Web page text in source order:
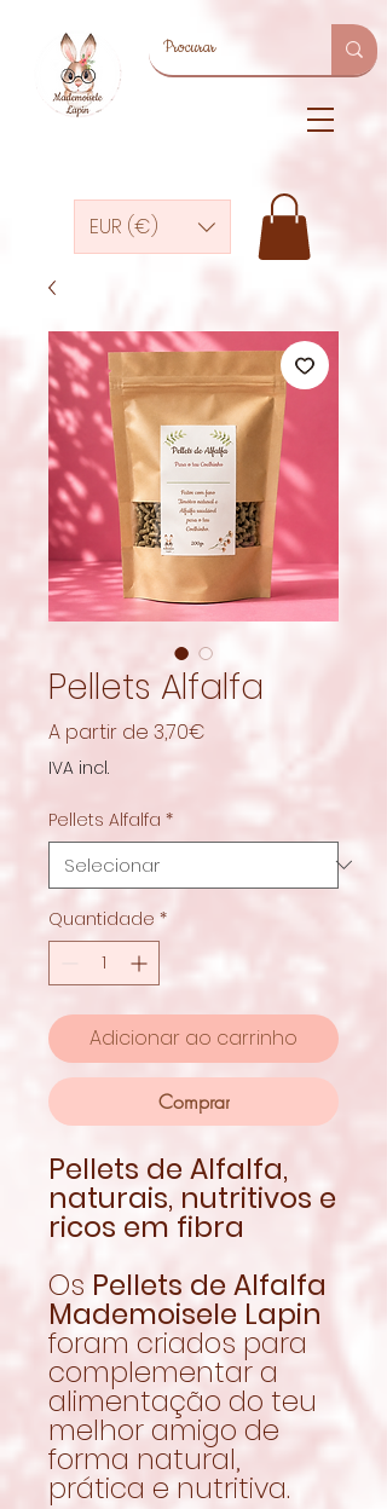
EUR (€)
Pellets Alfalfa
A partir de 3,70€
IVA incl.
Pellets Alfalfa *
Quantidade *
Adicionar ao carrinho
Comprar
Pellets de Alfalfa,
naturais, nutritivos e
ricos em fibra
Os Pellets de Alfalfa
Mademoisele Lapin
foram criados para
complementar a
alimentação do teu
melhor amigo de
forma natural,
prática e nutritiva.